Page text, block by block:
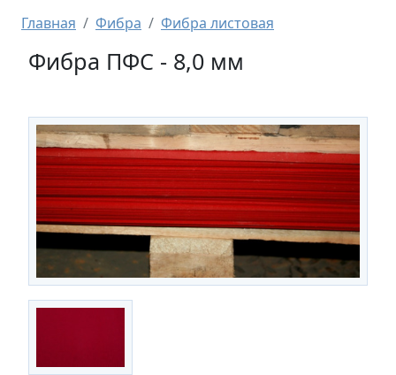
Строка навигации
Главная Фибра Фибра листовая
Фибра ПФС - 8,0 мм